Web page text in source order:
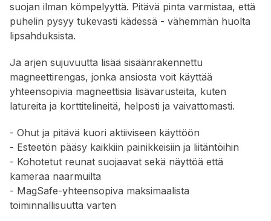
suojan ilman kömpelyyttä. Pitävä pinta varmistaa, että
puhelin pysyy tukevasti kädessä - vähemmän huolta
lipsahduksista.
Ja arjen sujuvuutta lisää sisäänrakennettu
magneettirengas, jonka ansiosta voit käyttää
yhteensopivia magneettisia lisävarusteita, kuten
latureita ja korttitelineitä, helposti ja vaivattomasti.
- Ohut ja pitävä kuori aktiiviseen käyttöön
- Esteetön pääsy kaikkiin painikkeisiin ja liitäntöihin
- Kohotetut reunat suojaavat sekä näyttöä että
kameraa naarmuilta
- MagSafe-yhteensopiva maksimaalista
toiminnallisuutta varten